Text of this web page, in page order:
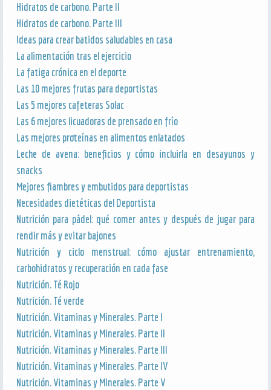
Hidratos de carbono. Parte II
Hidratos de carbono. Parte III
Ideas para crear batidos saludables en casa
La alimentación tras el ejercicio
La fatiga crónica en el deporte
Las 10 mejores frutas para deportistas
Las 5 mejores cafeteras Solac
Las 6 mejores licuadoras de prensado en frío
Las mejores proteínas en alimentos enlatados
Leche de avena: beneficios y cómo incluirla en desayunos y
snacks
Mejores fiambres y embutidos para deportistas
Necesidades dietéticas del Deportista
Nutrición para pádel: qué comer antes y después de jugar para
rendir más y evitar bajones
Nutrición y ciclo menstrual: cómo ajustar entrenamiento,
carbohidratos y recuperación en cada fase
Nutrición. Té Rojo
Nutrición. Té verde
Nutrición. Vitaminas y Minerales. Parte I
Nutrición. Vitaminas y Minerales. Parte II
Nutrición. Vitaminas y Minerales. Parte III
Nutrición. Vitaminas y Minerales. Parte IV
Nutrición. Vitaminas y Minerales. Parte V